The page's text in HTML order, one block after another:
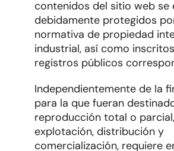
contenidos del sitio web se
debidamente protegidos
normativa de propiedad
industrial, así como
registros públicos
Independientemente de la
para la que fueran
reproducción total o
explotación, distribución y
comercialización, requiere